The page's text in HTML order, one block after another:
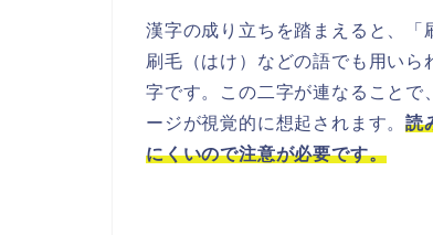
漢字の成り立ちを踏まえると、「
刷毛（はけ）などの語でも用いら
字です。この二字が連なることで
ージが視覚的に想起されます。読
にくいので注意が必要です。